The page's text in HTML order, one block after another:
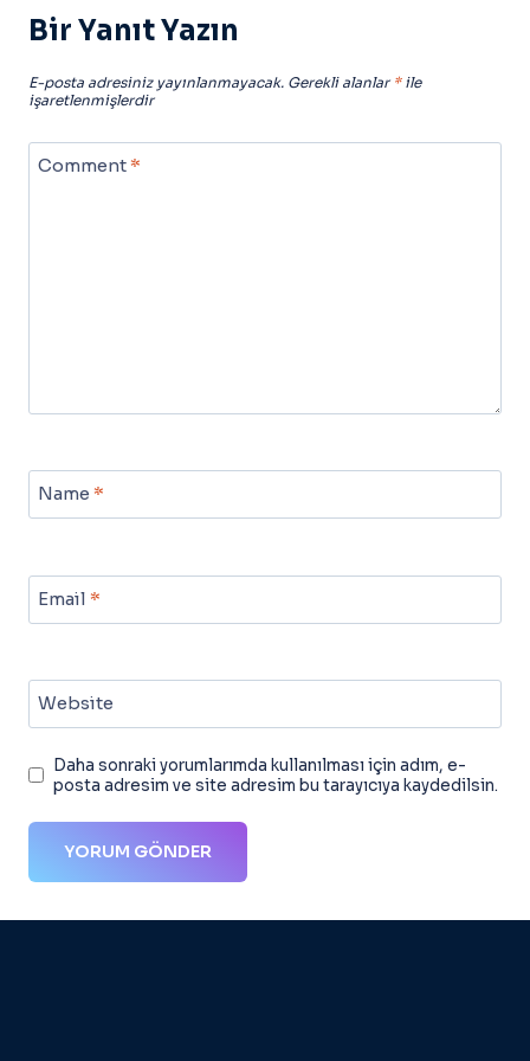
Bir Yanıt Yazın
E-posta adresiniz yayınlanmayacak. Gerekli alanlar *ile
işaretlenmişlerdir
Comment*
Name *
Email *
Website
Daha sonraki yorumlarımda kullanılması için adım, e-
posta adresim ve site adresim bu tarayıcıya kaydedilsin.